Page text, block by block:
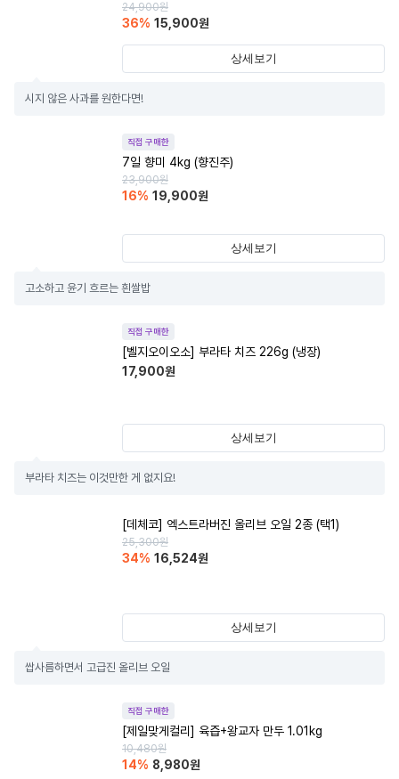
24,900원
36% 15,900원
상세보기
시지 않은 사과를 원한다면!
직접 구매한
7일 향미 4kg (향진주)
23,900원
16% 19,900원
상세보기
고소하고 윤기 흐르는 흰쌀밥
직접 구매한
[벨지오이오소] 부라타 치즈 226g (냉장)
17,900원
상세보기
부라타 치즈는 이것만한 게 없지요!
[데체코] 엑스트라버진 올리브 오일 2종 (택1)
25,300원
34% 16,524원
상세보기
쌉사름하면서 고급진 올리브 오일
직접 구매한
[제일맞게컬리] 육즙+왕교자 만두 1.01kg
10,480원
14% 8,980원